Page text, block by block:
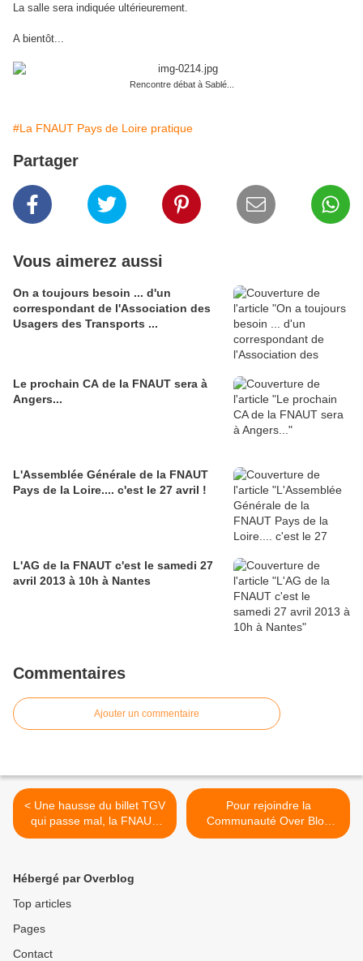
La salle sera indiquée ultérieurement.
A bientôt...
Rencontre débat à Sablé...
#La FNAUT Pays de Loire pratique
Partager
Vous aimerez aussi
On a toujours besoin ... d'un
correspondant de l'Association des
Usagers des Transports ...
Le prochain CA de la FNAUT sera à
Angers...
L'Assemblée Générale de la FNAUT
Pays de la Loire.... c'est le 27 avril !
L'AG de la FNAUT c'est le samedi 27
avril 2013 à 10h à Nantes
Commentaires
Ajouter un commentaire
< Une hausse du billet TGV
qui passe mal, la FNAUT
Pays de la Loire s'explique
Pour rejoindre la
Communauté Over Blog
"FNAUT, usagers
Hébergé par Overblog
Top articles
Pages
Contact